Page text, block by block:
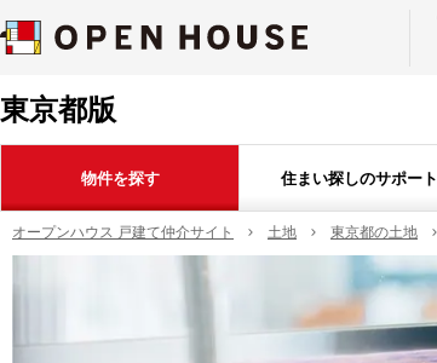
東京都版
物件を探す 住まい探しのサポート
オープンハウス 戸建て仲介サイト 土地 東京都の土地